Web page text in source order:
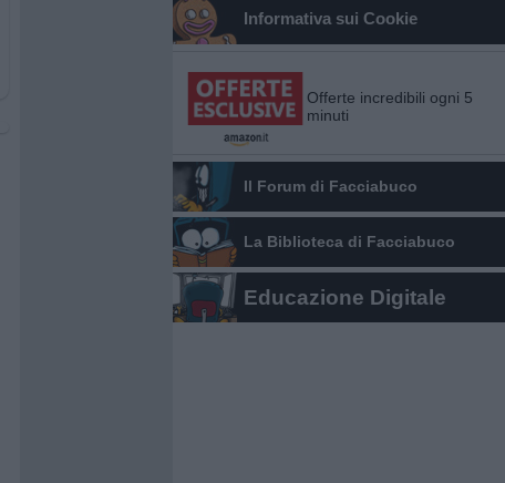
Informativa sui Cookie
Offerte incredibili ogni 5
minuti
Il Forum di Facciabuco
La Biblioteca di Facciabuco
Educazione Digitale